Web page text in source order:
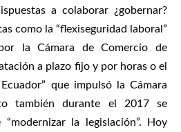
a colaborar ¿gobernar?
como la “flexiseguridad laboral”
la Cámara de Comercio de
a plazo fijo y por horas o el
que impulsó la Cámara
también durante el 2017 se
la legislación”. Hoy